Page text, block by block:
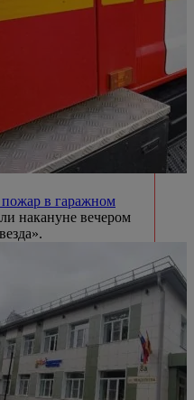
в гаражном
накануне вечером